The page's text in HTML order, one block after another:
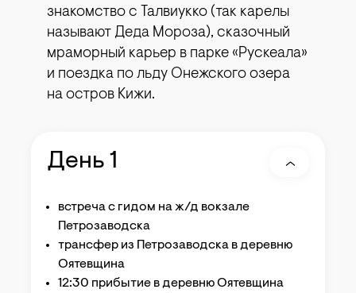
знакомство с Талвиукко (так карелы
называют Деда Мороза), сказочный
мраморный карьер в парке «Рускеала»
и поездка по льду Онежского озера
на остров Кижи.
День 1
встреча с гидом на ж/д вокзале
Петрозаводска
трансфер из Петрозаводска в деревню
Оятевщина
12:30 прибытие в деревню Оятевщина